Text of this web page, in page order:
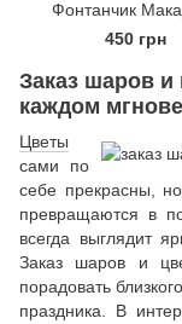
Фонтанчик
450 грн
Заказ шаров и
каждом
Цветы
сами по
себе прекрасны,
превращаются в
всегда выглядит
Заказ шаров и
порадовать
праздника. В